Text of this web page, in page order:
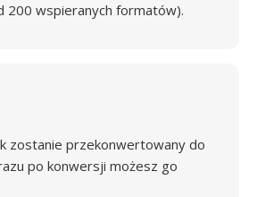
200 wspieranych formatów).
zostanie przekonwertowany do
po konwersji możesz go